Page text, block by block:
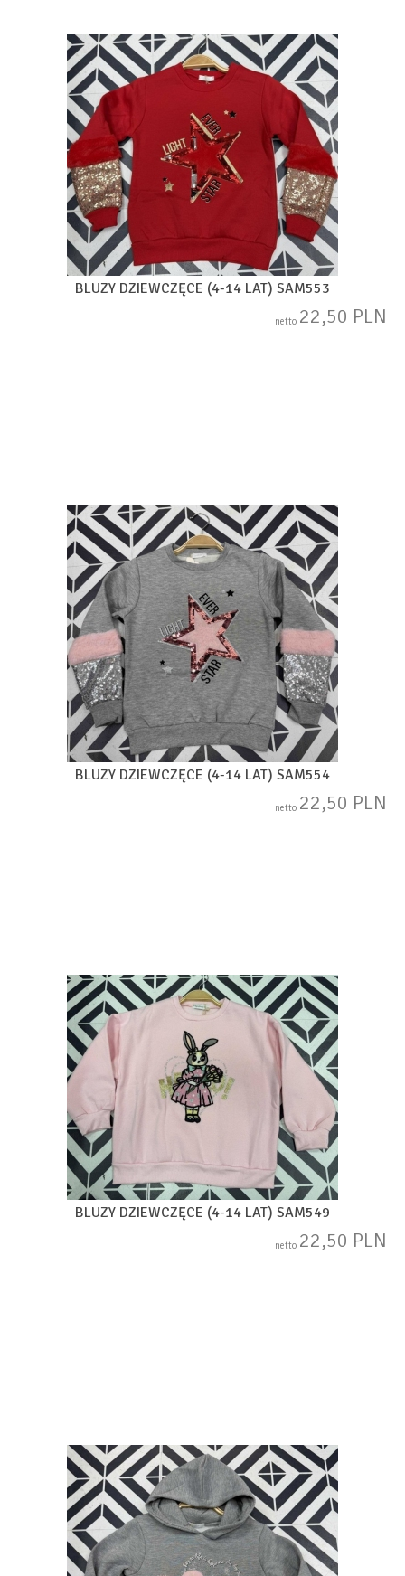
BLUZY DZIEWCZĘCE (4-14 LAT) SAM553
netto 22,50 PLN
BLUZY DZIEWCZĘCE (4-14 LAT) SAM554
netto 22,50 PLN
BLUZY DZIEWCZĘCE (4-14 LAT) SAM549
netto 22,50 PLN